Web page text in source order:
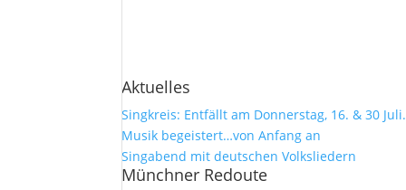
Aktuelles
Singkreis: Entfällt am Donnerstag, 16. & 30 Juli.
Musik begeistert…von Anfang an
Singabend mit deutschen Volksliedern
Münchner Redoute